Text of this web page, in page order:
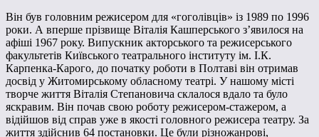
Він був головним режисером для «гоголівців» із 1989 по 1996
роки. А вперше прізвище Віталія Кашперського з’явилося на
афіші 1967 року. Випускник акторського та режисерського
факультетів Київського театрального інституту ім. І.К.
Карпенка-Карого, до початку роботи в Полтаві він отримав
досвід у Житомирському обласному театрі. У нашому місті
творче життя Віталія Степановича склалося вдало та було
яскравим. Він почав свою роботу режисером-стажером, а
відійшов від справ уже в якості головного режисера театру. За
життя здійснив 64 постановки. Це були різножанрові,